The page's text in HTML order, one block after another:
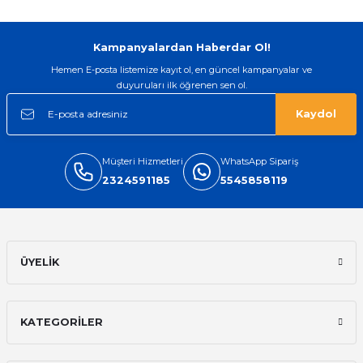
Kampanyalardan Haberdar Ol!
Hemen E-posta listemize kayıt ol, en güncel kampanyalar ve
duyuruları ilk öğrenen sen ol.
Kaydol
Müşteri Hizmetleri
2324591185
WhatsApp Sipariş
5545858119
ÜYELİK
KATEGORİLER